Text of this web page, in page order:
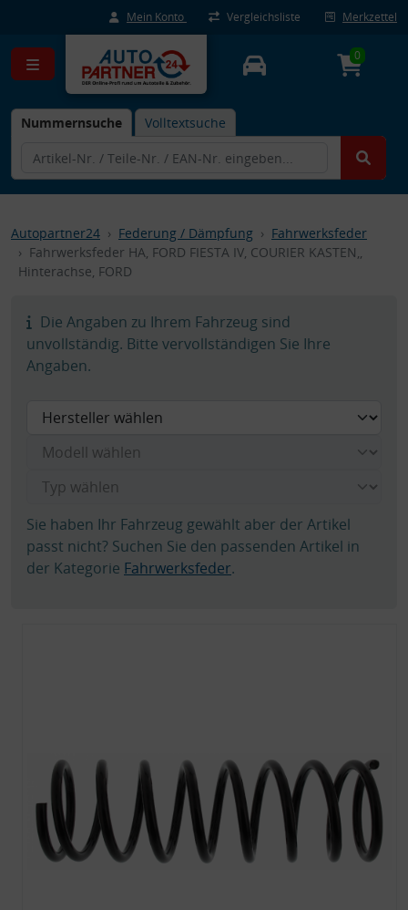
Mein Konto Vergleichsliste Merkzettel
Nummernsuche Volltextsuche
0
Autopartner24 Federung / Dämpfung
Fahrwerksfeder
Fahrwerksfeder HA, FORD FIESTA IV, COURIER KASTEN,,
Hinterachse, FORD
Die Angaben zu Ihrem Fahrzeug sind
unvollständig. Bitte vervollständigen Sie Ihre
Angaben.
Sie haben Ihr Fahrzeug gewählt aber der Artikel
passt nicht? Suchen Sie den passenden Artikel in
der Kategorie Fahrwerksfeder.